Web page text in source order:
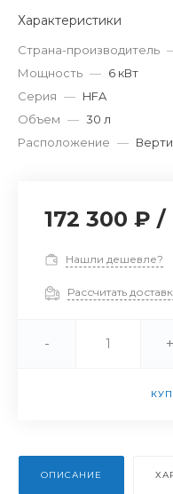
Характеристики
Страна-производитель
Мощность — 6 кВт
Серия — HFA
Объем — 30 л
Расположение —
172 300 ₽ /
Нашли дешевле?
Рассчитать
- +
ОПИСАНИЕ